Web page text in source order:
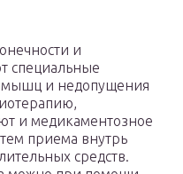
и
специальные
мышц и недопущения
и медикаментозное
приема внутрь
средств.